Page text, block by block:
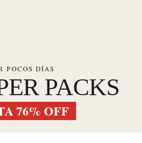
POCOS DÍAS
PACKS
76% OFF